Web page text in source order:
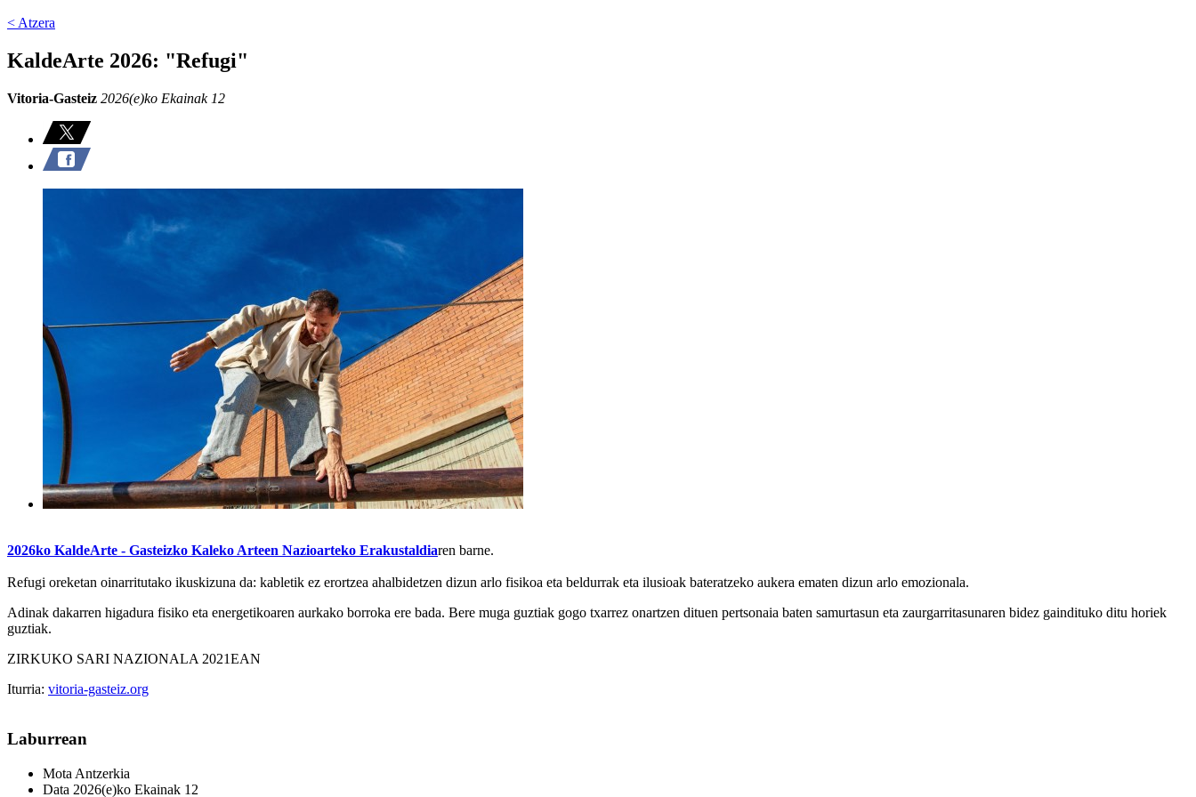
< Atzera
KaldeArte 2026: "Refugi"
Vitoria-Gasteiz 2026(e)ko Ekainak 12
2026ko KaldeArte - Gasteizko Kaleko Arteen Nazioarteko Erakustaldiaren barne.
Refugi oreketan oinarritutako ikuskizuna da: kabletik ez erortzea ahalbidetzen dizun arlo fisikoa eta beldurrak eta ilusioak bateratzeko aukera ematen dizun arlo emozionala.
Adinak dakarren higadura fisiko eta energetikoaren aurkako borroka ere bada. Bere muga guztiak gogo txarrez onartzen dituen pertsonaia baten samurtasun eta zaurgarritasunaren bidez gaindituko ditu horiek
guztiak.
ZIRKUKO SARI NAZIONALA 2021EAN
Iturria: vitoria-gasteiz.org
Laburrean
Mota Antzerkia
Data 2026(e)ko Ekainak 12